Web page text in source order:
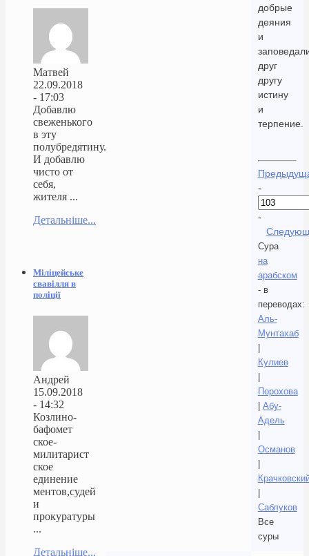
добрые
деяния
и
друг
другу
истину
и
терпение.
-
-
Сура
на
арабском
- в
переводах:
Аль-
Мунтахаб
Кулиев
Порохова
Абу-
Адель
Османов
Саблуков
Все
суры
Матвей
22.09.2018
- 17:03
Добавлю
свеженького
в эту
полубредятину.
И добавлю
чисто от
себя,
жителя ...
Детальніше...
Міліцейське
свавілля в
поліції
Андрей
15.09.2018
- 14:32
Козлино-
бафомет
ское-
милитарист
ское
единение
ментов,судей
и
прокуратуры
...
Детальніше...